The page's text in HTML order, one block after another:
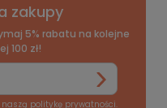
zakupy
5% rabatu na kolejne
100 zł!
politykę prywatności.